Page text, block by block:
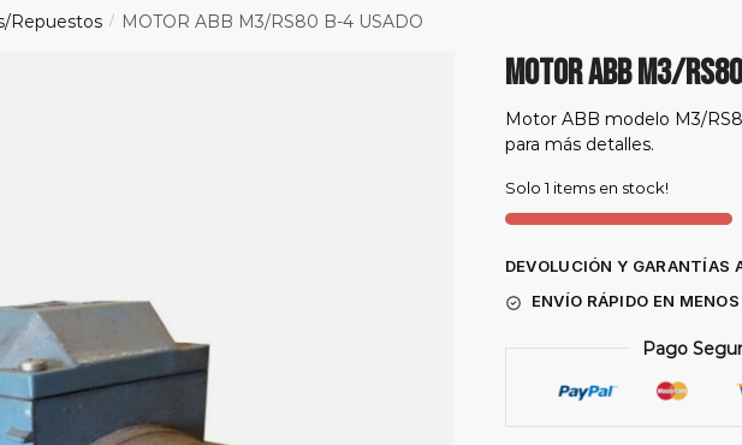
Repuestos / MOTOR ABB M3/RS80 B-4 USADO
MOTOR ABB M3/
Motor ABB modelo M3/
para más detalles.
Solo 1 items en stock!
DEVOLUCIÓN Y GARANTÍAS
ENVÍO RÁPIDO EN
Pago